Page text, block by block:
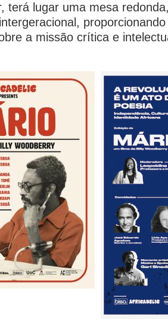
terá lugar uma mesa
a missão crítica e